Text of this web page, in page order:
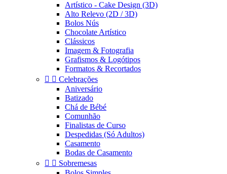
Artístico - Cake Design (3D)
Alto Relevo (2D / 3D)
Bolos Nús
Chocolate Artístico
Clássicos
Imagem & Fotografia
Grafismos & Logótipos
Formatos & Recortados
  Celebrações
Aniversário
Batizado
Chá de Bébé
Comunhão
Finalistas de Curso
Despedidas (Só Adultos)
Casamento
Bodas de Casamento
  Sobremesas